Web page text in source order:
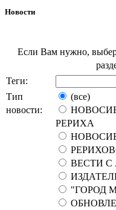
Новости
Если Вам нужно,
Теги:
Тип
новости:
(все)
РЕРИХА
ВЕСТИ С
"ГОРОД